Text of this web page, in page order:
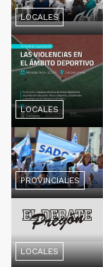
LOCALES
LOCALES
PROVINCIALES
LOCALES